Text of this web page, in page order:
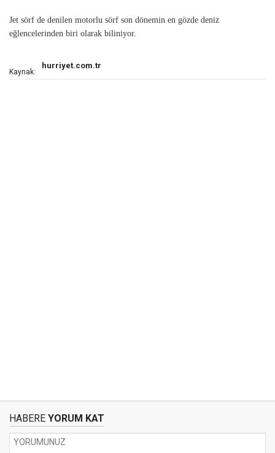
Jet sörf de denilen motorlu sörf son dönemin en gözde deniz
eğlencelerinden biri olarak biliniyor.
Kaynak:
hurriyet.com.tr
HABERE YORUM KAT